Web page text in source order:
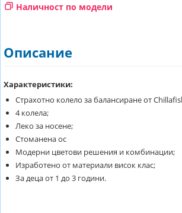
Наличност по модели
Описание
Характеристики:
Страхотно колело за балансиране от
4 колела;
Леко за носене;
Стоманена ос
Модерни цветови решения и комбинации;
Изработено от материали висок клас;
За деца от 1 до 3 години.